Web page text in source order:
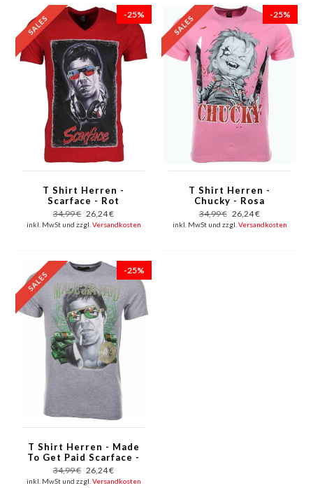
-25%
T Shirt Herren -
Scarface - Rot
34,99 € 26,24 €
inkl. MwSt und zzgl. Versandkosten
-25%
T Shirt Herren -
Chucky - Rosa
34,99 € 26,24 €
inkl. MwSt und zzgl. Versandkosten
-25%
T Shirt Herren - Made
To Get Paid Scarface -
Grau
34,99 € 26,24 €
inkl. MwSt und zzgl. Versandkosten